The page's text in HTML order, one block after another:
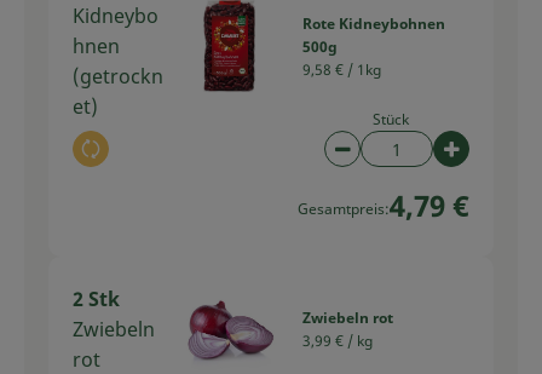
Kidneybo
hnen
(getrockn
et)
Auswahl ändern
Rote Kidneybohnen
500g
9,58 € / 1kg
Stück
Artikelanzahl
Gesamtpreis:4,79 €
2 Stk
Zwiebeln
rot
Zwiebeln rot
3,99 € / kg